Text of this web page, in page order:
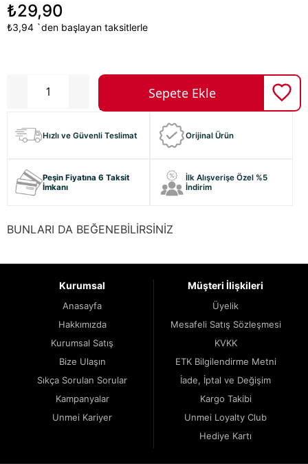
₺29,90
₺3,94 `den başlayan taksitlerle
Hızlı ve Güvenli Teslimat Orijinal Ürün
Peşin Fiyatına 6 Taksit
İmkanı
İlk Alışverişe Özel %5
İndirim
BUNLARI DA BEĞENEBİLİRSİNİZ
Kurumsal
Anasayfa
Hakkımızda
Kurumsal Satış
Bize Ulaşın
Sıkça Sorulan Sorular
Kampanyalar
Unmei Kariyer
Müşteri İlişkileri
Üyelik
Mesafeli Satış Sözleşmesi
KVKK
ETK Bilgilendirme Metni
İade, İptal ve Değişim
Kargo Takibi
Unmei Loyalty Club
Hediye Kartı